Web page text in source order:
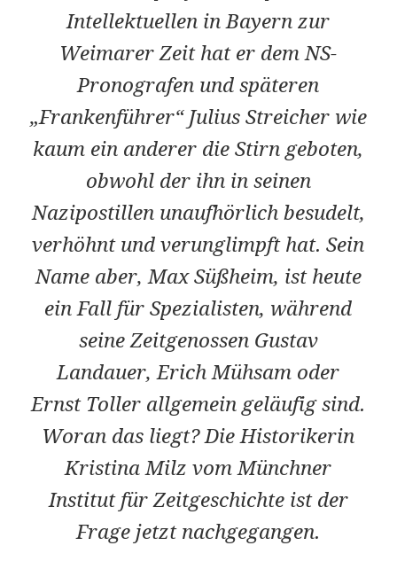
Intellektuellen in Bayern zur
Weimarer Zeit hat er dem NS-
Pronografen und späteren
„Frankenführer“ Julius Streicher wie
kaum ein anderer die Stirn geboten,
obwohl der ihn in seinen
Nazipostillen unaufhörlich besudelt,
verhöhnt und verunglimpft hat. Sein
Name aber, Max Süßheim, ist heute
ein Fall für Spezialisten, während
seine Zeitgenossen Gustav
Landauer, Erich Mühsam oder
Ernst Toller allgemein geläufig sind.
Woran das liegt? Die Historikerin
Kristina Milz vom Münchner
Institut für Zeitgeschichte ist der
Frage jetzt nachgegangen.